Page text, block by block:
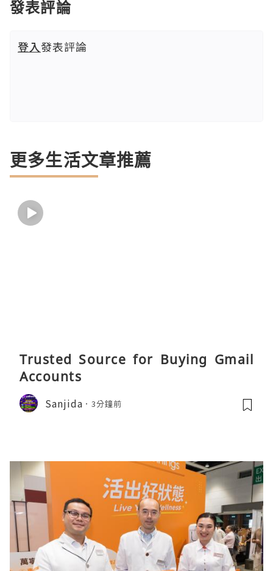
發表評論
登入發表評論
更多生活文章推薦
Trusted Source for Buying Gmail
Accounts
Sanjida 3分鐘前